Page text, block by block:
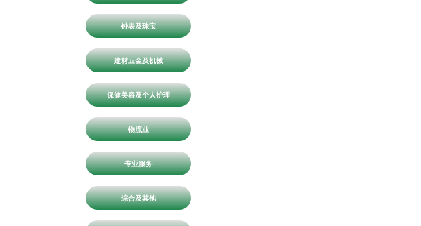
钟表及珠宝
建材五金及机械
保健美容及个人护理
物流业
专业服务
综合及其他